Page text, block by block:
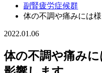
副腎疲労症候群
体の不調や痛みには
2022.01.06
体の不調や痛み